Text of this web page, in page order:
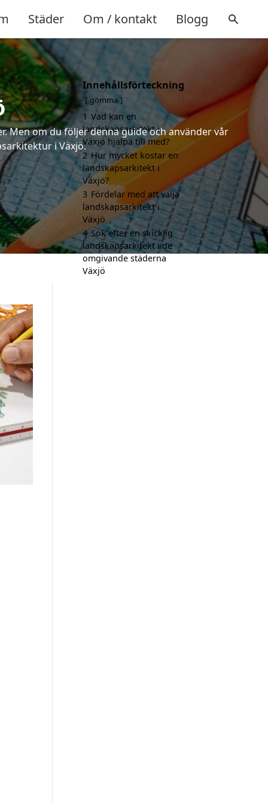
Städer Om / kontakt Blogg
Men om du följer denna guide och använder vår
i Växjö.
Innehållsförteckning
gömma
1 Vad kan en
landskapsarkitekt i
Växjö hjälpa till med?
2 Hur mycket kostar en
landskapsarkitekt i
Växjö?
3 Fördelar med att välja
landskapsarkitekt i
Växjö
4 Sök efter en skicklig
landskapsarkitekt i de
omgivande städerna
Växjö